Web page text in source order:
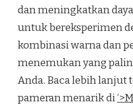
dan meningkatkan
untuk bereksperimen
kombinasi warna dan
menemukan yang
Anda. Baca lebih lanjut
pameran menarik di